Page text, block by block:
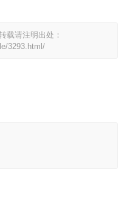
载请注明出处：
3293.html/